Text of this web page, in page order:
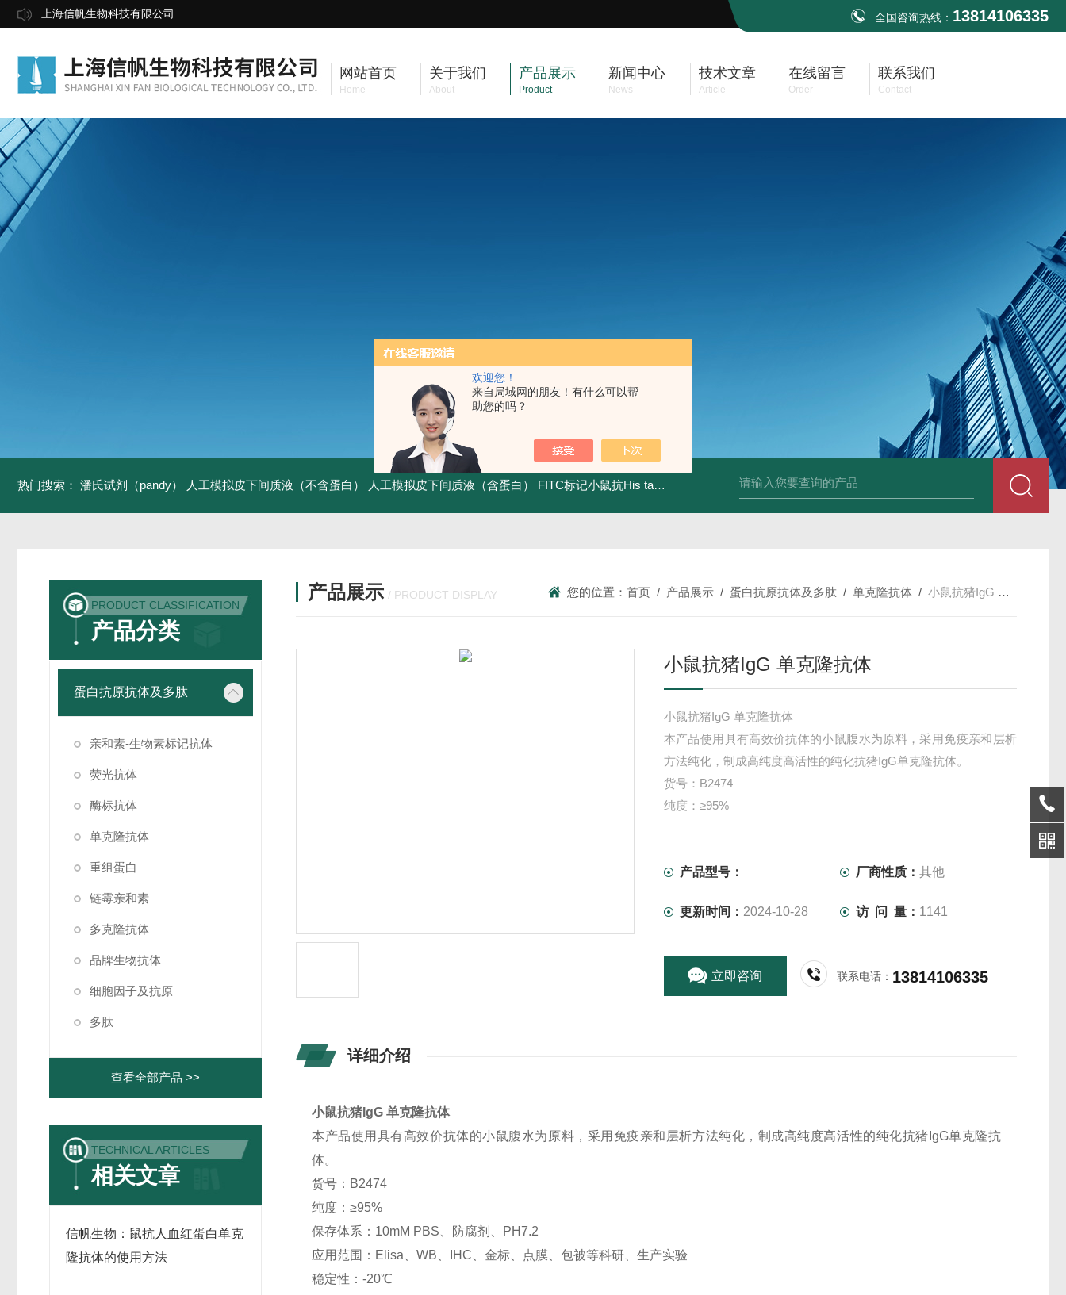
欢迎您！
来自局域网的朋友！有什么可以帮
助您的吗？
上海信帆生物科技有限公司 全国咨询热线： 13814106335
网站首页
Home
关于我们
About
产品展示
Product
新闻中心
News
技术文章
Article
在线留言
Order
联系我们
Contact
热门搜索： 潘氏试剂（pandy） 人工模拟皮下间质液（不含蛋白） 人工模拟皮下间质液（含蛋白） FITC标记小鼠抗His tag 组织细胞固定液（8％，PFA） 总胆汁酸（TBA）质控样品 小鼠前列
PRODUCT CLASSIFICATION
产品分类
蛋白抗原抗体及多肽
亲和素-生物素标记抗体
荧光抗体
酶标抗体
单克隆抗体
重组蛋白
链霉亲和素
多克隆抗体
品牌生物抗体
细胞因子及抗原
多肽
查看全部产品 >>
TECHNICAL ARTICLES
相关文章
信帆生物：鼠抗人血红蛋白单克
隆抗体的使用方法
产品展示 / PRODUCT DISPLAY 您的位置：首页 / 产品展示 /蛋白抗原抗体及多肽 /单克隆抗体 /小鼠抗猪IgG 单克隆抗体
小鼠抗猪IgG 单克隆抗体
小鼠抗猪IgG 单克隆抗体
本产品使用具有高效价抗体的小鼠腹水为原料，采用免疫亲和层析
方法纯化，制成高纯度高活性的纯化抗猪IgG单克隆抗体。
货号：B2474
纯度：≥95%
产品型号：
厂商性质：其他
更新时间： 2024-10-28 访 问 量： 1141
立即咨询 联系电话： 13814106335
详细介绍
小鼠抗猪IgG 单克隆抗体
本产品使用具有高效价抗体的小鼠腹水为原料，采用免疫亲和层析方法纯化，制成高纯度高活性的纯化抗猪IgG单克隆抗
体。
货号：B2474
纯度：≥95%
保存体系：10mM PBS、防腐剂、PH7.2
应用范围：Elisa、WB、IHC、金标、点膜、包被等科研、生产实验
稳定性：-20℃